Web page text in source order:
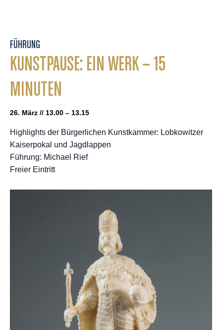
FÜHRUNG
KUNSTPAUSE: EIN WERK – 15
MINUTEN
26. März // 13.00 – 13.15
Highlights der Bürgerlichen Kunstkammer: Lobkowitzer
Kaiserpokal und Jagdlappen
Führung: Michael Rief
Freier Eintritt